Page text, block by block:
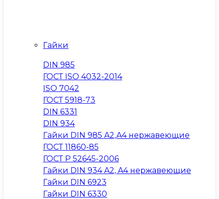
Гайки
DIN 985
ГОСТ ISO 4032-2014
ISO 7042
ГОСТ 5918-73
DIN 6331
DIN 934
Гайки DIN 985 A2,A4 нержавеющие
ГОСТ 11860-85
ГОСТ Р 52645-2006
Гайки DIN 934 A2, A4 нержавеющие
Гайки DIN 6923
Гайки DIN 6330